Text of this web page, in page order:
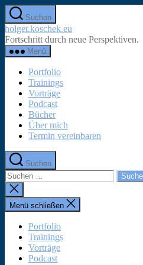
Zum
Inhalt
springen
Suchen
holger.koschek.eu
Fortschritt durch neue Perspektiven.
Menü
Portfolio
Trainings
Vorträge
Podcast
Bücher
Über mich
Termin vereinbaren
Suchen
Suchen
nach:
Suche
schließen
Menü schließen
Portfolio
Trainings
Vorträge
Podcast